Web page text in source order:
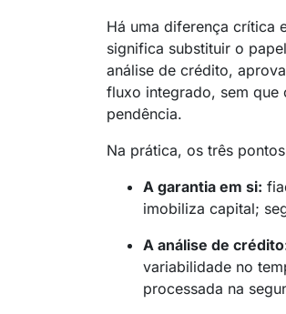
Há uma diferença crítica
significa substituir o
análise de crédito,
fluxo integrado, sem que
pendência.
Na prática, os três
A garantia em si:
imobiliza capital;
A análise de
variabilidade no
processada na